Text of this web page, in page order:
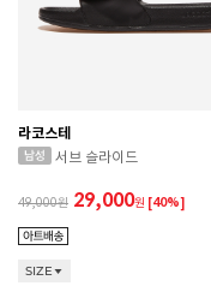
라코스테
서브 슬라이드
49,000 29,000원 [40%]
SIZE